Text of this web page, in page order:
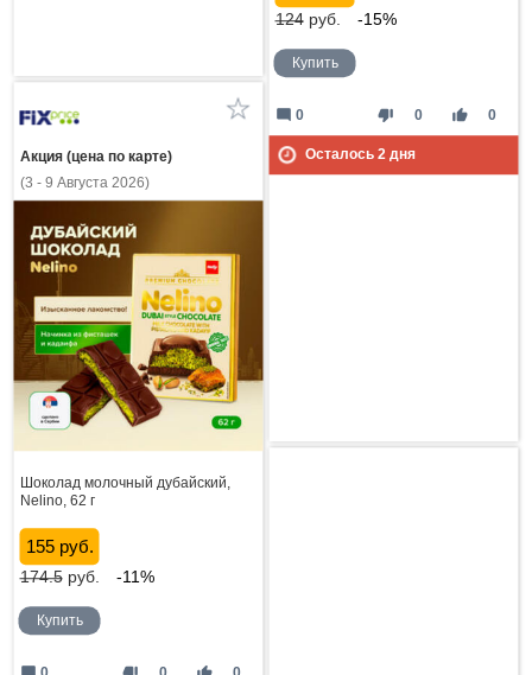
124руб. -15%
Купить
thumb_down 0 thumb_up 0
mode_comment 0
Осталось 2дня
Акция (цена по карте)
(3 - 9 Августа 2026)
Шоколад молочный дубайский,
Nelino, 62 г
155 руб.
174.5руб. -11%
Купить